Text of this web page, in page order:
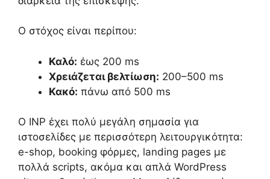
Ο στόχος είναι περίπου:
Καλό: έως 200 ms
Χρειάζεται βελτίωση: 200–500 ms
Κακό: πάνω από 500 ms
Ο INP έχει πολύ μεγάλη σημασία για
ιστοσελίδες με περισσότερη λειτουργικότητα:
e-shop, booking φόρμες, landing pages με
πολλά scripts, ακόμα και απλά WordPress